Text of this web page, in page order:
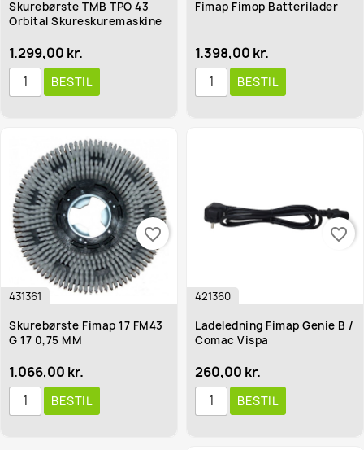
Skurebørste TMB TPO 43
Orbital Skureskuremaskine
1.299,00 kr.
BESTIL
Fimap Fimop Batterilader
1.398,00 kr.
BESTIL
431361
Skurebørste Fimap 17 FM43
G 17 0,75 MM
1.066,00 kr.
BESTIL
favorite_border
421360
Ladeledning Fimap Genie B /
Comac Vispa
260,00 kr.
BESTIL
favorite_border